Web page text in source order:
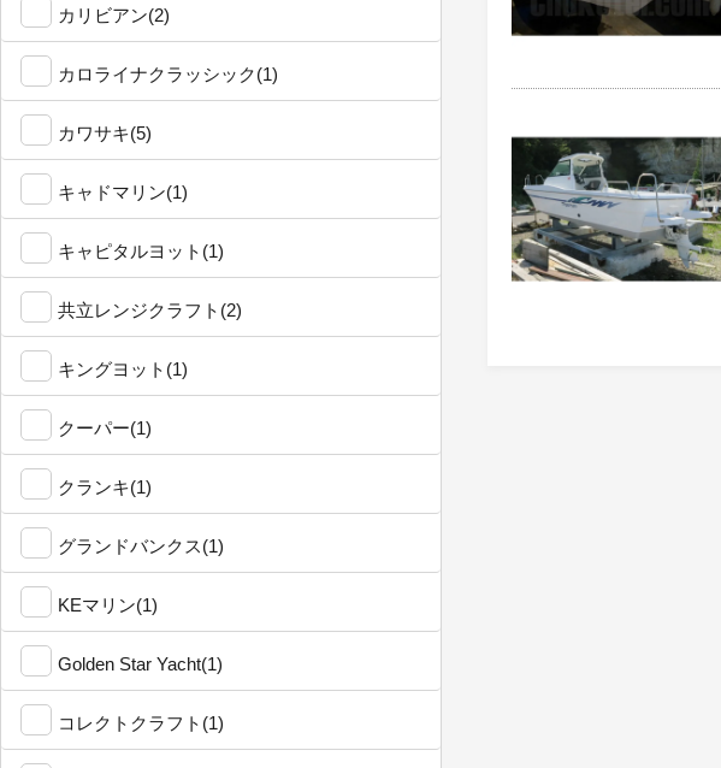
カリビアン(2)
カロライナクラッシック(1)
カワサキ(5)
キャドマリン(1)
キャピタルヨット(1)
共立レンジクラフト(2)
キングヨット(1)
クーパー(1)
クランキ(1)
グランドバンクス(1)
KEマリン(1)
Golden Star Yacht(1)
コレクトクラフト(1)